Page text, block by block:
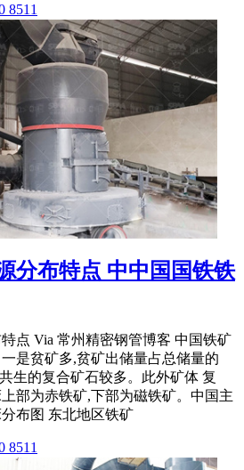
8511
分布特点 中中国国铁铁
点 Via 常州精密钢管博客 中国铁矿
是贫矿多,贫矿出储量占总储量的
生的复合矿石较多。此外矿体 复
部为赤铁矿,下部为磁铁矿。中国主
布图 东北地区铁矿
8511